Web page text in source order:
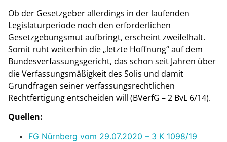
Ob der Gesetzgeber allerdings in der laufenden
Legislaturperiode noch den erforderlichen
Gesetzgebungsmut aufbringt, erscheint zweifelhalt.
Somit ruht weiterhin die „letzte Hoffnung“ auf dem
Bundesverfassungsgericht, das schon seit Jahren über
die Verfassungsmäßigkeit des Solis und damit
Grundfragen seiner verfassungsrechtlichen
Rechtfertigung entscheiden will (BVerfG – 2 BvL 6/14).
Quellen:
FG Nürnberg vom 29.07.2020 – 3 K 1098/19